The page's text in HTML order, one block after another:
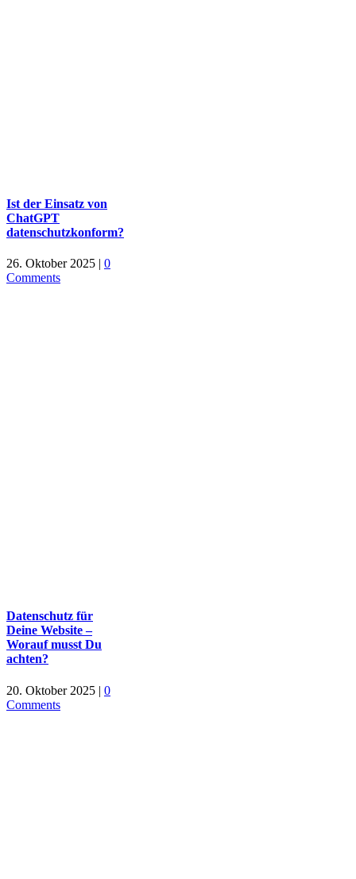
Ist der Einsatz von
ChatGPT
datenschutzkonform?
26. Oktober 2025 | 0
Comments
Datenschutz für
Deine Website –
Worauf musst Du
achten?
20. Oktober 2025 | 0
Comments